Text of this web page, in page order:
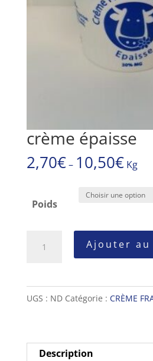
crème épaisse
2,70€– 10,50€ Kg
Poids
épaisse
Ajouter au
UGS : ND Catégorie : CRÈME
Description